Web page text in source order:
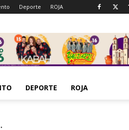
Deporte ROJA
DEPORTE ROJA